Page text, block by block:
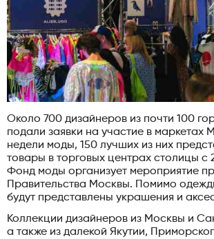
Около 700 дизайнеров из почти 100
подали заявки на участие в маркетах
недели моды, 150 лучших из них
товары в торговых центрах столицы с
Фонд моды организует мероприятие
Правительства Москвы. Помимо
будут представлены украшения и
Коллекции дизайнеров из Москвы и
а также из далекой Якутии,